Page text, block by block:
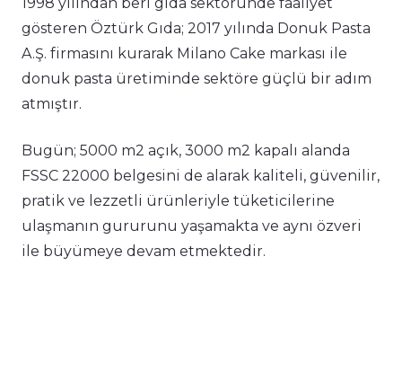
gösteren Öztürk Gıda; 2017 yılında Donuk Pasta
A.Ş. firmasını kurarak Milano Cake markası ile
donuk pasta üretiminde sektöre güçlü bir adım
atmıştır.
Bugün; 5000 m2 açık, 3000 m2 kapalı alanda
FSSC 22000 belgesini de alarak kaliteli, güvenilir,
pratik ve lezzetli ürünleriyle tüketicilerine
ulaşmanın gururunu yaşamakta ve aynı özveri
ile büyümeye devam etmektedir.